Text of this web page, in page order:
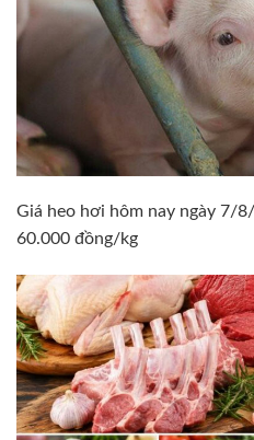
Giá heo hơi hôm nay ngày 7/
60.000 đồng/kg